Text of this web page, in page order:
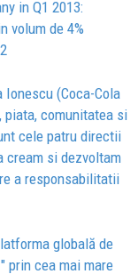
in Q1 2013:
volum de 4%
Ionescu (Coca-Cola
piata, comunitatea si
cele patru directii
cream si dezvoltam
a responsabilitatii
globală de
prin cea mai mare